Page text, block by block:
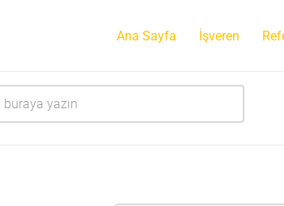
Ana Sayfa İşveren